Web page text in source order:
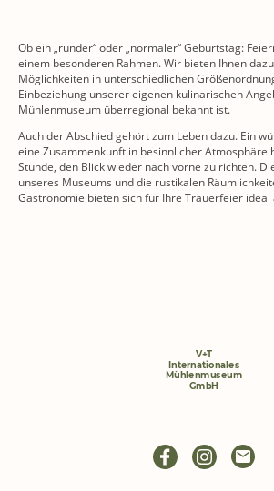
Ob ein „runder“ oder „normaler“ Geburtstag:
einem besonderen Rahmen. Wir bieten Ihnen
Möglichkeiten in unterschiedlichen
Einbeziehung unserer eigenen kulinarischen
Mühlenmuseum überregional bekannt ist.
Auch der Abschied gehört zum Leben dazu. Ein
eine Zusammenkunft in besinnlicher Atmosphäre
Stunde, den Blick wieder nach vorne zu richten.
unseres Museums und die rustikalen
Gastronomie bieten sich für Ihre Trauerfeier ideal
V+T
Internationales
Mühlenmuseum
GmbH